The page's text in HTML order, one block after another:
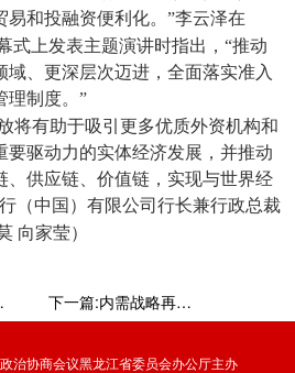
和投融资便利化。”李云泽在
式上发表主题演讲时指出，“推动
、更深层次迈进，全面落实准入
理制度。”
将有助于吸引更多优质外资机构和
要驱动力的实体经济发展，并推动
、供应链、价值链，实现与世界经
（中国）有限公司行长兼行政总裁
向家莹）
动能” 下一篇:内需战略再升级 “民生导向”激活大市场新红利
治协商会议黑龙江省委员会办公厅主办